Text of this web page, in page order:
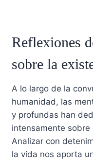
Reflexiones
sobre la
A lo largo de la
humanidad, las
y profundas han
intensamente
Analizar con
la vida nos aporta